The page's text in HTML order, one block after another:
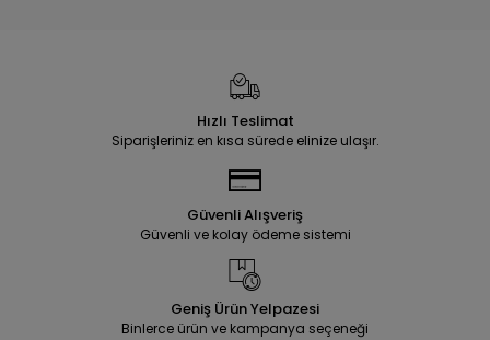
Hızlı Teslimat
Siparişleriniz en kısa sürede elinize ulaşır.
Güvenli Alışveriş
Güvenli ve kolay ödeme sistemi
Geniş Ürün Yelpazesi
Binlerce ürün ve kampanya seçeneği